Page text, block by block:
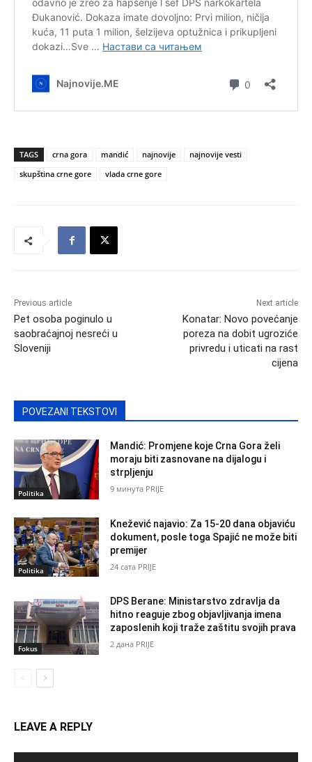
TAGS crna gora mandić najnovije
najnovije vesti
skupština crne gore
vlada crne gore
Previous article
Pet osoba poginulo u
saobraćajnoj nesreći u
Sloveniji
Next article
Konatar: Novo povećanje
poreza na dobit ugroziće
privredu i uticati na rast
cijena
POVEZANI TEKSTOVI
Politika
Mandić: Promjene koje Crna Gora želi
moraju biti zasnovane na dijalogu i
strpljenju
9 минута PRIJE
Politika
Knežević najavio: Za 15-20 dana objaviću
dokument, posle toga Spajić ne može biti
premijer
24 сата PRIJE
Fokus
DPS Berane: Ministarstvo zdravlja da
hitno reaguje zbog objavljivanja imena
zaposlenih koji traže zaštitu svojih prava
2 дана PRIJE
LEAVE A REPLY